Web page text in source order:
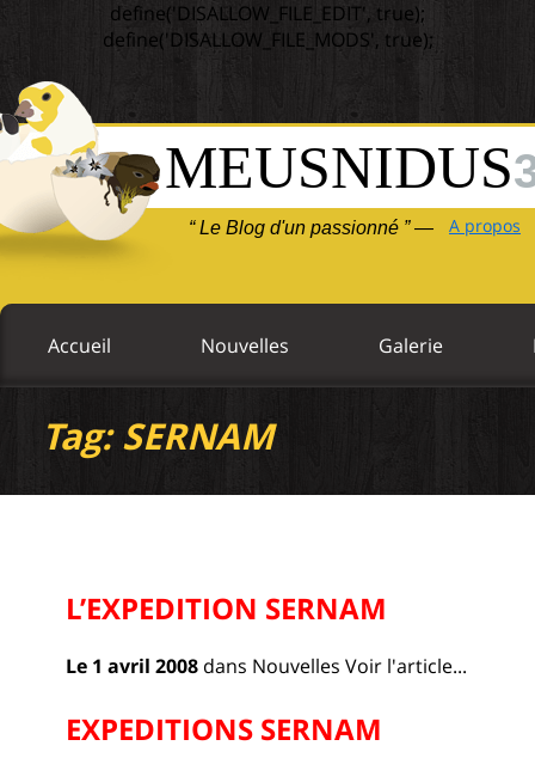
define('DISALLOW_FILE_EDIT', true);
define('DISALLOW_FILE_MODS', true);
MEUSNIDUS
“ Le Blog d'un passionné ” — A propos
Accueil Nouvelles Galerie
Tag: SERNAM
L’EXPEDITION SERNAM
Le 1 avril 2008 dans Nouvelles Voir l'article...
EXPEDITIONS SERNAM